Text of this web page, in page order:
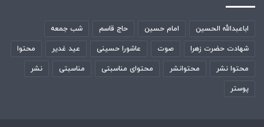
اباعبدالله الحسین امام حسین حاج قاسم شب جمعه
شهادت حضرت زهرا صوت عاشورا حسینی عید غدیر محتوا
محتوا نشر محتوانشر محتوای مناسبتی مناسبتی نشر
پوستر